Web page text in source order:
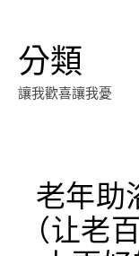
分類
讓我歡喜讓我憂
老年助
（让老